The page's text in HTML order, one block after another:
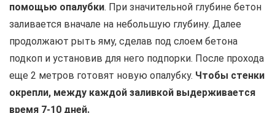
помощью опалубки. При значительной глубине бетон
заливается вначале на небольшую глубину. Далее
продолжают рыть яму, сделав под слоем бетона
подкоп и установив для него подпорки. После прохода
еще 2 метров готовят новую опалубку. Чтобы стенки
окрепли, между каждой заливкой выдерживается
время 7-10 дней.